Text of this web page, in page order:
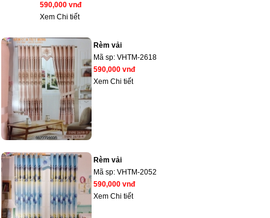
590,000 vnđ
Xem Chi tiết
Rèm vải
Mã sp: VHTM-2618
590,000 vnđ
Xem Chi tiết
Rèm vải
Mã sp: VHTM-2052
590,000 vnđ
Xem Chi tiết